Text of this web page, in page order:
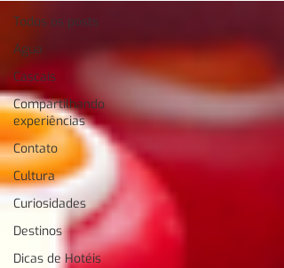
Todos os posts
Água
Cascais
Compartilhando
experiências
Contato
Cultura
Curiosidades
Destinos
Dicas de Hotéis